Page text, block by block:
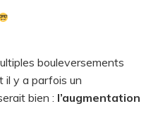
bouleversements
il y a parfois un
bien : l’augmentation